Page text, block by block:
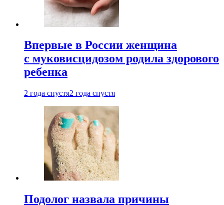
Впервые в России женщина
с муковисцидозом родила здорового
ребенка
2 года спустя2 года спустя
Подолог назвала причины